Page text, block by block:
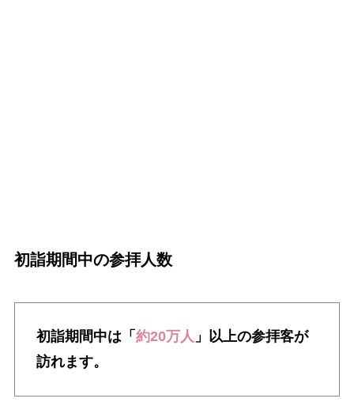
初詣期間中の参拝人数
初詣期間中は「 約20万人 」以上の参拝客が
訪れます。